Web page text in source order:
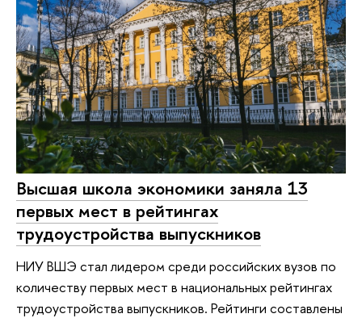
Высшая школа экономики заняла 13
первых мест в рейтингах
трудоустройства выпускников
НИУ ВШЭ стал лидером среди российских вузов по
количеству первых мест в национальных рейтингах
трудоустройства выпускников. Рейтинги составлены